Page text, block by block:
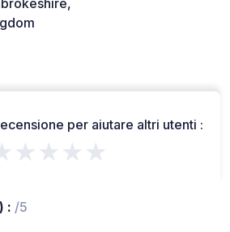
per aiutare altri utenti :
: /5